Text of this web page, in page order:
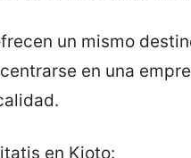
un mismo
en una
en Kioto: